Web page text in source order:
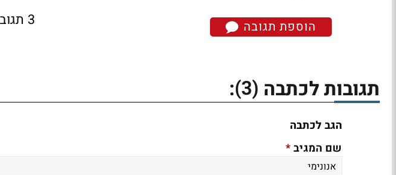
הוספת תגובה 3 תגובות
תגובות לכתבה (3)
:
הגב לכתבה
שם המגיב*